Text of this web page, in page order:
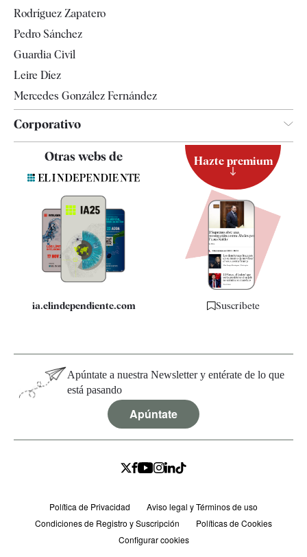
Televisión
Rodríguez Zapatero
Pedro Sánchez
Guardia Civil
Leire Díez
Mercedes González Fernández
Corporativo
Quiénes somos
Especificaciones
Otras webs de
ia.elindependiente.com
Hazte premium
Suscríbete
Apúntate a nuestra Newsletter y entérate de lo que
está pasando
Apúntate
Política de Privacidad
Aviso legal y Términos de uso
Condiciones de Registro y Suscripción
Políticas de Cookies
Configurar cookies